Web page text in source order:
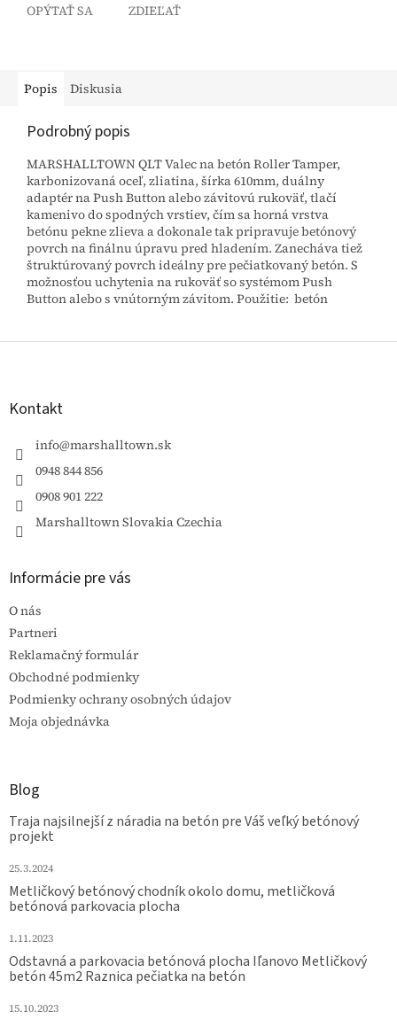
OPÝTAŤ SA ZDIEĽAŤ
Popis Diskusia
Podrobný popis
MARSHALLTOWN QLT Valec na betón Roller Tamper,
karbonizovaná oceľ, zliatina, šírka 610mm, duálny
adaptér na Push Button alebo závitovú rukoväť, tlačí
kamenivo do spodných vrstiev, čím sa horná vrstva
betónu pekne zlieva a dokonale tak pripravuje betónový
povrch na finálnu úpravu pred hladením. Zanecháva tiež
štruktúrovaný povrch ideálny pre pečiatkovaný betón. S
možnosťou uchytenia na rukoväť so systémom Push
Button alebo s vnútorným závitom. Použitie: betón
Z
Kontakt
info@marshalltown.sk
0948 844 856
0908 901 222
Marshalltown Slovakia Czechia
Informácie pre vás
O nás
Partneri
Reklamačný formulár
Obchodné podmienky
Podmienky ochrany osobných údajov
Moja objednávka
Blog
Traja najsilnejší z náradia na betón pre Váš veľký betónový
projekt
25.3.2024
Metličkový betónový chodník okolo domu, metličková
betónová parkovacia plocha
1.11.2023
Odstavná a parkovacia betónová plocha Iľanovo Metličkový
betón 45m2 Raznica pečiatka na betón
15.10.2023